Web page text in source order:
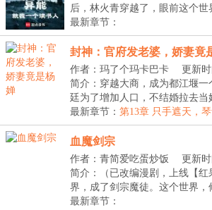
后，林火青穿越了，眼前这个
样：...
最新章节：
封神：官府发老婆，娇妻竟
作者：玛了个玛卡巴卡
更新
02:56:44
简介：穿越大商，成为都江堰一
廷为了增加人口，不结婚拉去当
看...
最新章节： 第13章 只手遮天，
血魔剑宗
作者：青简爱吃蛋炒饭
更新
02:00:43
简介：（已改编漫剧，上线【
界，成了剑宗魔徒。这个世界，
感...
最新章节：